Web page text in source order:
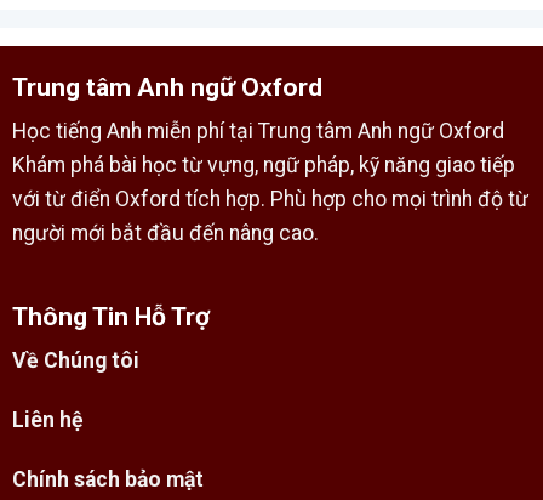
Trung tâm Anh ngữ Oxford
Học tiếng Anh miễn phí tại Trung tâm Anh ngữ Oxford
Khám phá bài học từ vựng, ngữ pháp, kỹ năng giao tiếp
với từ điển Oxford tích hợp. Phù hợp cho mọi trình độ từ
người mới bắt đầu đến nâng cao.
Thông Tin Hỗ Trợ
Về Chúng tôi
Liên hệ
Chính sách bảo mật